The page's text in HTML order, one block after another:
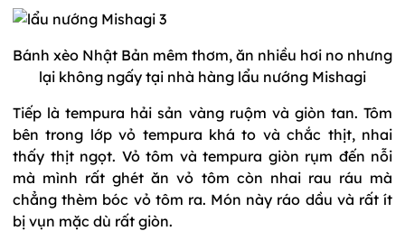
Bánh xèo Nhật Bản mêm thơm, ăn nhiều hơi no nhưng
lại không ngấy tại nhà hàng lẩu nướng Mishagi
Tiếp là tempura hải sản vàng ruộm và giòn tan. Tôm
bên trong lớp vỏ tempura khá to và chắc thịt, nhai
thấy thịt ngọt. Vỏ tôm và tempura giòn rụm đến nỗi
mà mình rất ghét ăn vỏ tôm còn nhai rau ráu mà
chẳng thèm bóc vỏ tôm ra. Món này ráo dầu và rất ít
bị vụn mặc dù rất giòn.